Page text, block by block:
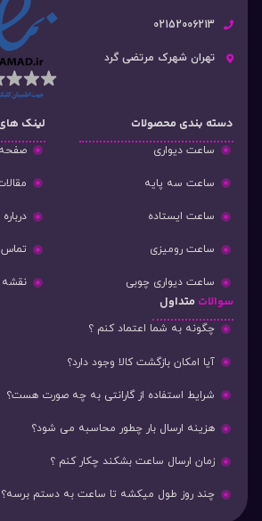
02152006213
تهران شهرک مرتضی گرد
دسته‌ بندی محصولات
ساعت دیواری
ساعت سه پایه
ساعت ایستاده
ساعت رومیزی
ساعت دیواری چوبی
لینک
تماس
سوالات متداول
چگونه به شما اعتماد کنم ؟
آیا امکان بازگشت کالا وجود دارد؟
شرایط استفاده از گارانتی به چه صورت هست؟
هزینه ارسال بار چطور محاسبه می شود؟
زمان ارسال ساعت بشکند چکار کنم ؟
چند روز طول میکشه تا ساعت به دستم برسه؟